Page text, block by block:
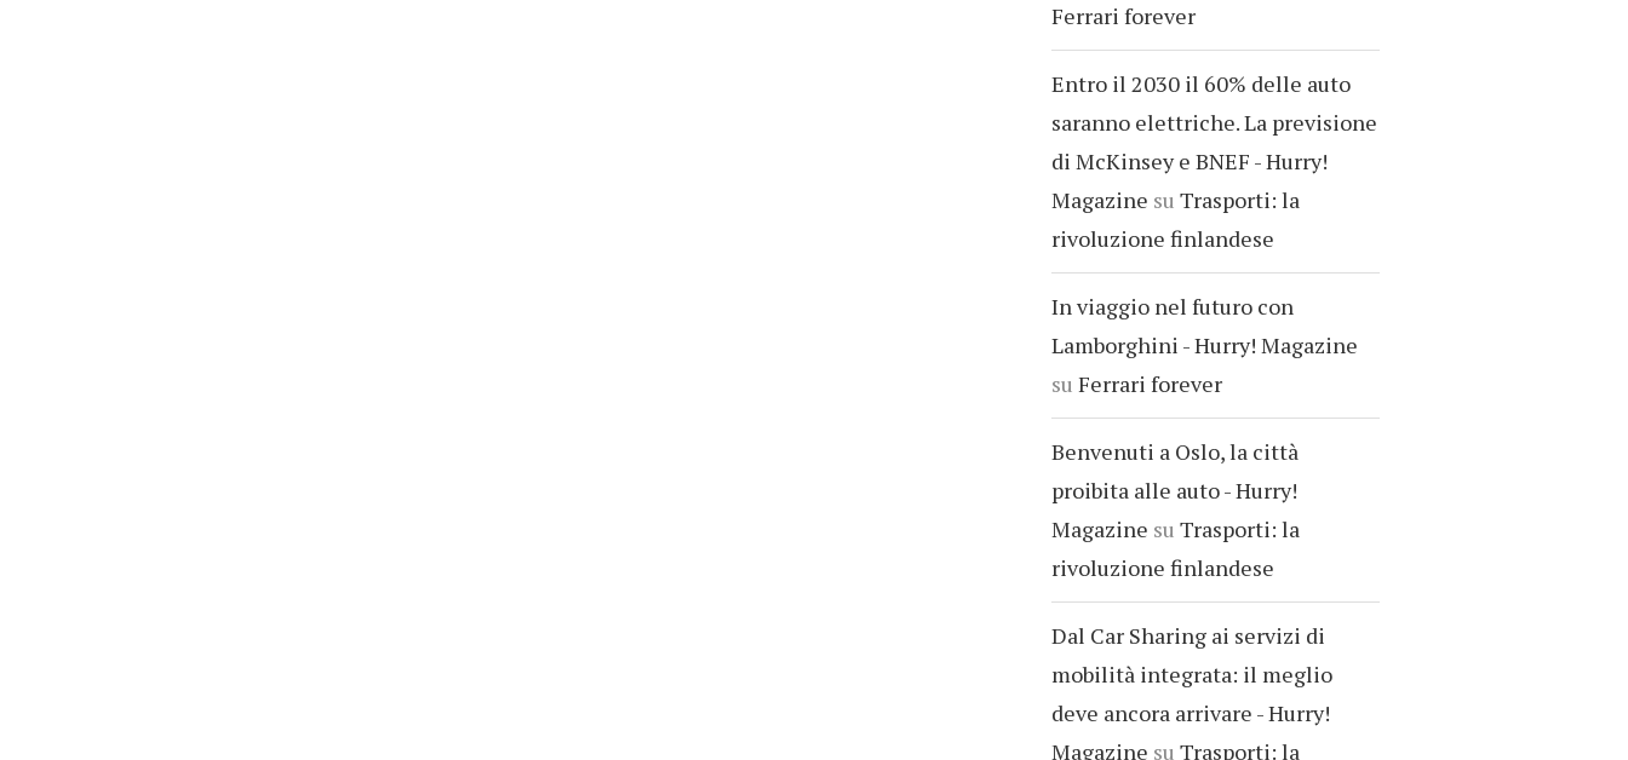
Ferrari forever
Entro il 2030 il 60% delle auto
saranno elettriche. La previsione
di McKinsey e BNEF - Hurry!
Magazine su Trasporti: la
rivoluzione finlandese
In viaggio nel futuro con
Lamborghini - Hurry! Magazine
su Ferrari forever
Benvenuti a Oslo, la città
proibita alle auto - Hurry!
Magazine su Trasporti: la
rivoluzione finlandese
Dal Car Sharing ai servizi di
mobilità integrata: il meglio
deve ancora arrivare - Hurry!
Magazine su Trasporti: la